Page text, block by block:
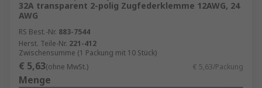
ABB
Automatisierungstechnik.
Allen Bradley– Spezialist für industrielle
Verbindungstechnik.
32A transparent 2-polig Zugfederklemme 12AWG, 24
AWG
RS Best.-Nr. 883-7544
Herst. Teile-Nr. 221-412
Zwischensumme (1 Packung mit 10 Stück)
€ 5,63(ohne MwSt.) € 5,63/Packung
Menge